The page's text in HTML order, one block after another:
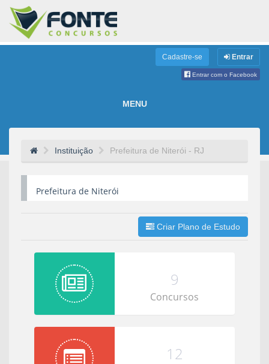
Cadastre-se Entrar
Entrar com o Facebook
MENU
Instituição Prefeitura de Niterói - RJ
Prefeitura de Niterói
Criar Plano de Estudo
9
Concursos
12